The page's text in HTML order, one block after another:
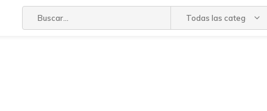
Todas las categorías